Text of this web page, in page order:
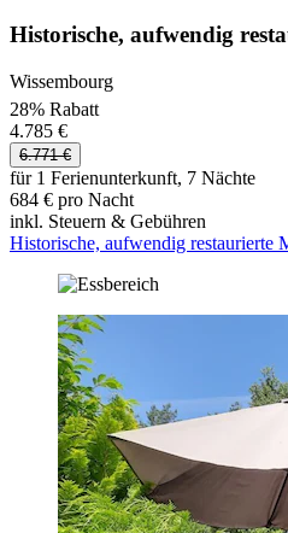
Historische, aufwendig
Wissembourg
28% Rabatt
4.785 €
6.771 €
für 1 Ferienunterkunft, 7 Nächte
684 € pro Nacht
inkl. Steuern & Gebühren
Historische, aufwendig restaurierte